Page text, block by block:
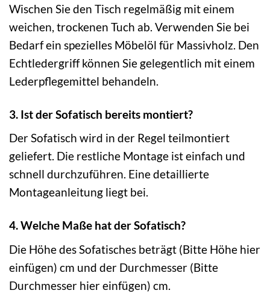
Wischen Sie den Tisch regelmäßig mit einem
weichen, trockenen Tuch ab. Verwenden Sie bei
Bedarf ein spezielles Möbelöl für Massivholz. Den
Echtledergriff können Sie gelegentlich mit einem
Lederpflegemittel behandeln.
3. Ist der Sofatisch bereits montiert?
Der Sofatisch wird in der Regel teilmontiert
geliefert. Die restliche Montage ist einfach und
schnell durchzuführen. Eine detaillierte
Montageanleitung liegt bei.
4. Welche Maße hat der Sofatisch?
Die Höhe des Sofatisches beträgt (Bitte Höhe hier
einfügen) cm und der Durchmesser (Bitte
Durchmesser hier einfügen) cm.